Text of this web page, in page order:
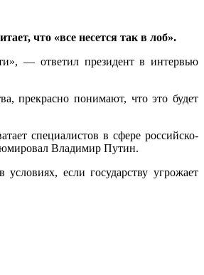
что «все несется так в лоб».
— ответил президент в интервью
прекрасно понимают, что это будет
специалистов в сфере российско-
Владимир Путин.
если государству угрожает